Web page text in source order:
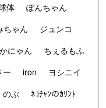
体
ぽんちゃん
ちゃん
ジュンコ
にゃん
ちぇるもふ
ー iron
ヨシニイ
のぶ
ﾈｺﾁｬﾝのｶﾘﾝﾄ